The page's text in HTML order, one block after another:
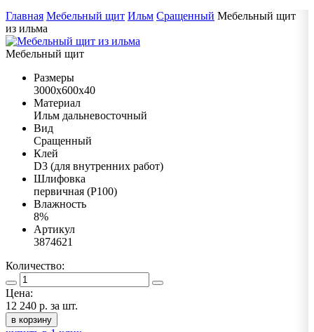
Главная Мебельный щит Ильм Сращенный Мебельный щит
из ильма
Мебельный щит
Размеры
3000х600х40
Материал
Ильм дальневосточный
Вид
Сращенный
Клей
D3 (для внутренних работ)
Шлифовка
первичная (Р100)
Влажность
8%
Артикул
3874621
Количество:
Цена:
12 240 р. за шт.
в корзину